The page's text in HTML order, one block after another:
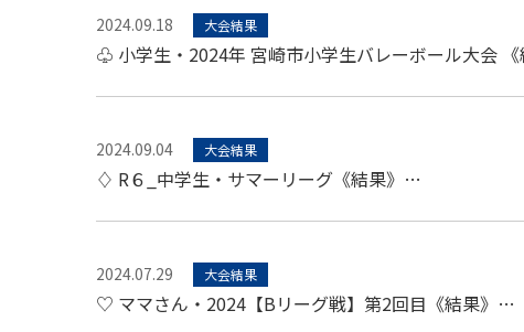
2024.09.18 大会結果
♧ 小学生・2024年 宮崎市小学生バレーボール大会
2024.09.04 大会結果
♢ R６_中学生・サマーリーグ《結果》…
2024.07.29 大会結果
♡ ママさん・2024【Bリーグ戦】第2回目《結果》…